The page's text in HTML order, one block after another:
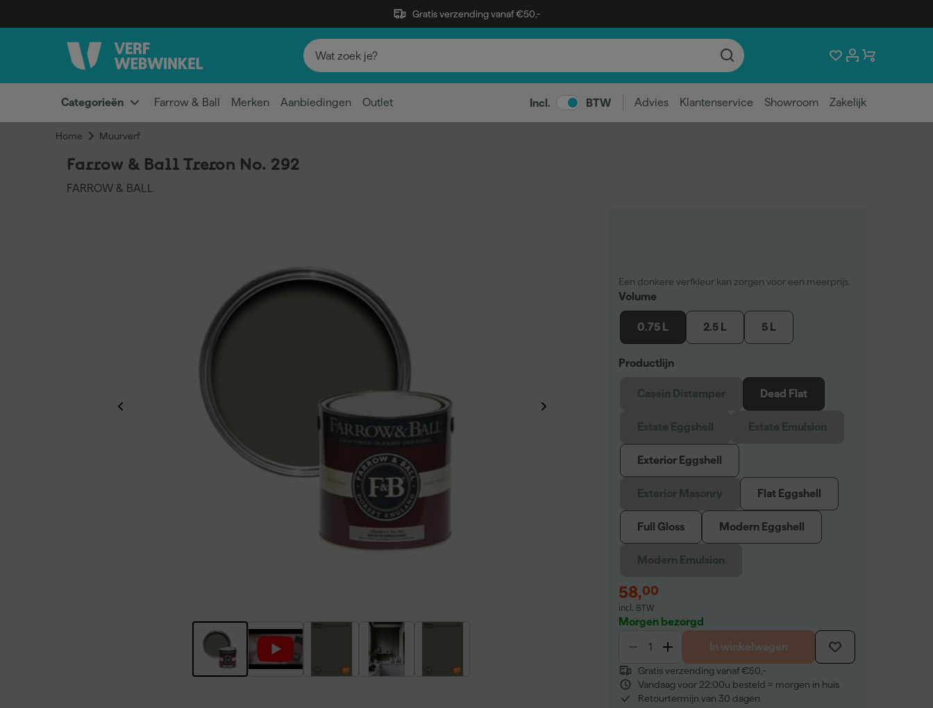
Gratis verzending vanaf €50,-
Categorieën Farrow & Ball Merken Aanbiedingen Outlet Incl. BTW Advies Klantenservice Showroom Zakelijk
Home Muurverf
Farrow & Ball Treron No. 292
FARROW & BALL
Een donkere verfkleur kan zorgen voor een meerprijs.
Volume
0.75 L 2.5 L 5 L
Productlijn
Dead Flat
Exterior Eggshell
Flat Eggshell
Full Gloss Modern Eggshell
58,00
incl. BTW
Morgen bezorgd
In winkelwagen
Gratis verzending vanaf €50,-
Vandaag voor 22:00u besteld = morgen in huis
Retourtermijn van 30 dagen